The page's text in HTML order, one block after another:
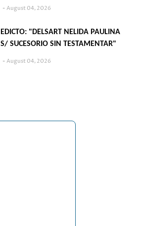
August 04, 2026
EDICTO: "DELSART NELIDA PAULINA
S/ SUCESORIO SIN TESTAMENTAR"
August 04, 2026